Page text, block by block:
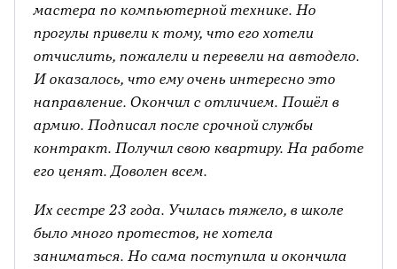
рисовать;
вязать;
делать модели различных машин;
играть на музыкальных инструментах;
заниматься спортом;
проходить уровни в онлайн-играх;
писать тексты, посты в социальных
мастера по компьютерной технике. Но
прогулы привели к тому, что его хотели
отчислить, пожалели и перевели на автодело.
И оказалось, что ему очень интересно это
направление. Окончил с отличием. Пошёл в
армию. Подписал после срочной службы
контракт. Получил свою квартиру. На работе
его ценят. Доволен всем.
Их сестре 23 года. Училась тяжело, в школе
было много протестов, не хотела
заниматься. Но сама поступила и окончила